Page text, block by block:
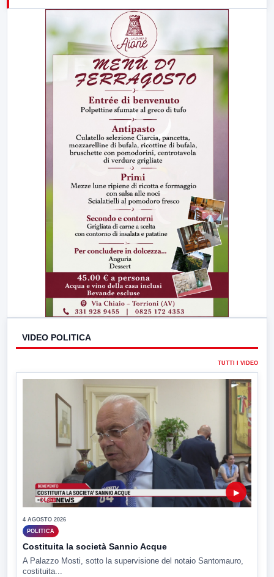
VIDEO POLITICA
TUTTI I VIDEO
▶
4 AGOSTO 2026
POLITICA
Costituita la società Sannio Acque
A Palazzo Mosti, sotto la supervisione del notaio Santomauro,
costituita...